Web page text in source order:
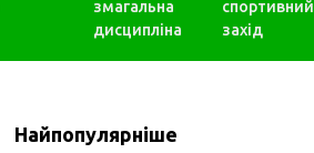
змагальна
дисципліна
спортивний
захід
Найпопулярніше